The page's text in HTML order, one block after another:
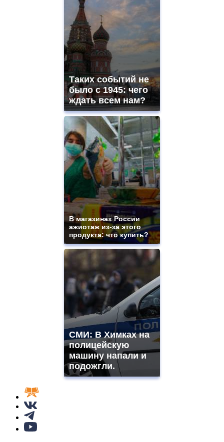
Таких событий не
было с 1945: чего
ждать всем нам?
В магазинах России
ажиотаж из-за этого
продукта: что купить?
СМИ: В Химках на
полицейскую
машину напали и
подожгли.